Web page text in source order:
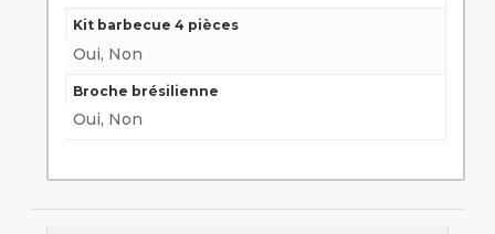
Kit barbecue 4 pièces
Oui, Non
Broche brésilienne
Oui, Non